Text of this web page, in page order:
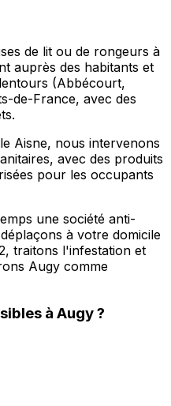
de lit ou de rongeurs à
auprès des habitants et
(Abbécourt,
de-France, avec des
Aisne, nous intervenons
avec des produits
pour les occupants
une société anti-
à votre domicile
traitons l'infestation et
Augy comme
à Augy?